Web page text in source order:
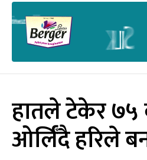
हातले टेकेर ७५
ओर्लिँदै हरिले